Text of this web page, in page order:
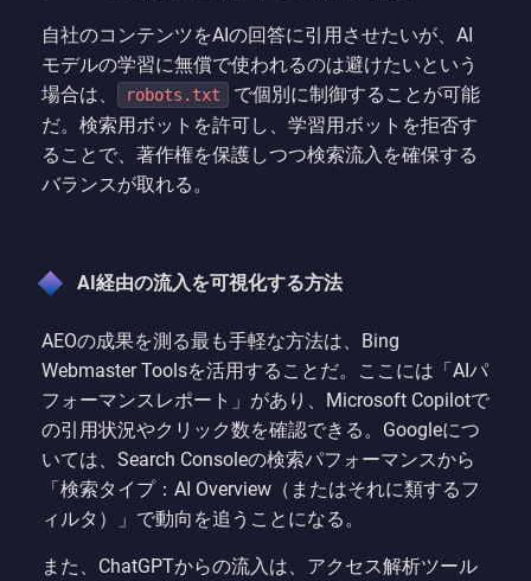
自社のコンテンツをAIの回答に引用させたいが、AI
モデルの学習に無償で使われるのは避けたいという
場合は、
robots.txt
で個別に制御することが可能
だ。検索用ボットを許可し、学習用ボットを拒否す
ることで、著作権を保護しつつ検索流入を確保する
バランスが取れる。
AI経由の流入を可視化する方法
AEOの成果を測る最も手軽な方法は、Bing
Webmaster Toolsを活用することだ。ここには「AIパ
フォーマンスレポート」があり、Microsoft Copilotで
の引用状況やクリック数を確認できる。Googleにつ
いては、Search Consoleの検索パフォーマンスから
「検索タイプ：AI Overview（またはそれに類するフ
ィルタ）」で動向を追うことになる。
また、ChatGPTからの流入は、アクセス解析ツール